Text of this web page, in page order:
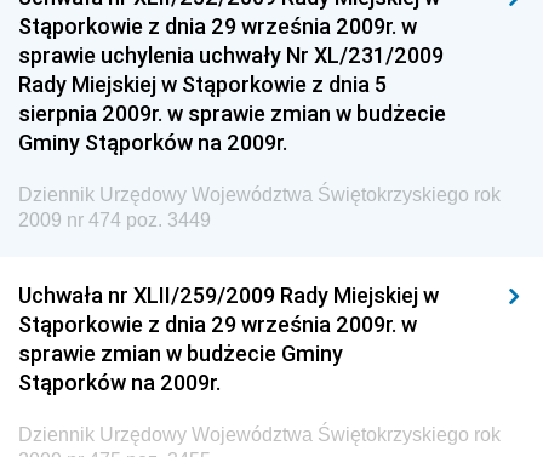
Dziennik Urzędowy Ministra Sportu
Dziennik Urzędowy Ministra Funduszy i Polityki
Regionalnej
Dziennik Urzędowy Ministra Aktywów Państwowych
Dziennik Urzędowy Ministra Zdrowia
Dziennik Urzędowy Ministra Środowiska i Głównego
Inspektora Ochrony Środowiska
Dziennik Urzędowy Ministerstwa Kultury, Dziedzictwa
Narodowego i Sportu
Dziennik Urzędowy Ministra Finansów, Funduszy i
Stąporkowie z dnia 29 września 2009r. w
sprawie uchylenia uchwały Nr XL/231/2009
Rady Miejskiej w Stąporkowie z dnia 5
sierpnia 2009r. w sprawie zmian w budżecie
Gminy Stąporków na 2009r.
Dziennik Urzędowy Województwa Świętokrzyskiego rok
2009 nr 474 poz. 3449
Uchwała nr XLII/259/2009 Rady Miejskiej w
Stąporkowie z dnia 29 września 2009r. w
sprawie zmian w budżecie Gminy
Stąporków na 2009r.
Dziennik Urzędowy Województwa Świętokrzyskiego rok